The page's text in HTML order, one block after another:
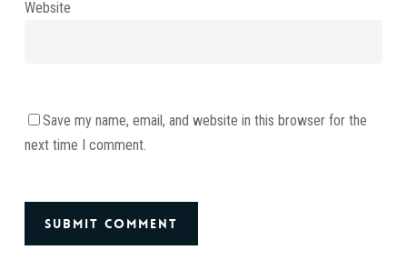
Website
Save my name, email, and website in this browser for the
next time I comment.